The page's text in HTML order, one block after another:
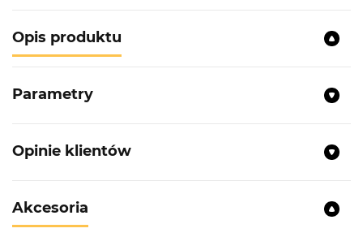
Opis produktu
Parametry
Opinie klientów
Akcesoria